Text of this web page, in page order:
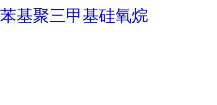
苯基聚三甲基硅氧烷